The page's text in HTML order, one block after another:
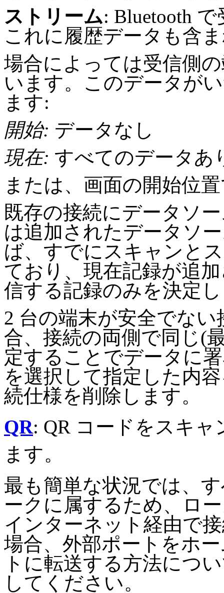
ストリーム: Bluetooth
これに履歴データも含
場合によっては受信側
います。このデータが
ます:
開始: データなし
現在: すべてのデータあ
または、画面の開始位
既存の接続にデータソ
は追加されたデータソ
ば、すでにスキャンと
ており、現在記録が追
信する記録のみを決定
2 台の端末が安全でな
合、接続の両側で同じ(
定することでデータに
を選択して指定した内
続仕様を削除します。
QR: QR コードをスキ
ます。
最も簡単な状況では、
ークに属するため、ロ
インターネット経由で
場合、外部ポートをホ
トに転送する方法につ
してください。